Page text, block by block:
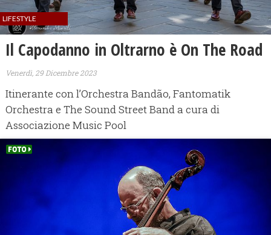
LIFESTYLE
Il Capodanno in Oltrarno è On The Road
Venerdì, 29 Dicembre 2023
Itinerante con l’Orchestra Bandão, Fantomatik
Orchestra e The Sound Street Band a cura di
Associazione Music Pool